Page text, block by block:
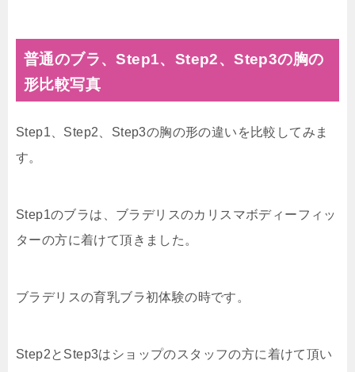
普通のブラ、Step1、Step2、Step3の胸の
形比較写真
Step1、Step2、Step3の胸の形の違いを比較してみま
す。
Step1のブラは、ブラデリスのカリスマボディーフィッ
ターの方に着けて頂きました。
ブラデリスの育乳ブラ初体験の時です。
Step2とStep3はショップのスタッフの方に着けて頂い